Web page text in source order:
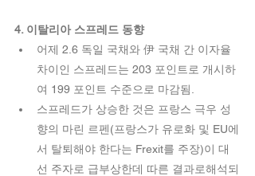
4. 이탈리아 스프레드 동향
어제 2.6 독일 국채와 伊 국채 간 이자율
차이인 스프레드는 203 포인트로 개시하
여 199 포인트 수준으로 마감됨.
스프레드가 상승한 것은 프랑스 극우 성
향의 마린 르펜(프랑스가 유로화 및 EU에
서 탈퇴해야 한다는 Frexit를 주장)이 대
선 주자로 급부상한데 따른 결과로해석되